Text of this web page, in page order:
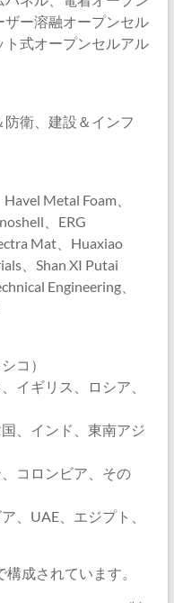
ー溶融オープンセル
式オープンセルアル
衛、建設＆インフ
Metal Foam、
、ERG
Mat、Huaxiao
、Shan XI Putai
Engineering、
コ）
イギリス、ロシア、
、インド、東南アジ
コロンビア、その
、UAE、エジプト、
成されています。